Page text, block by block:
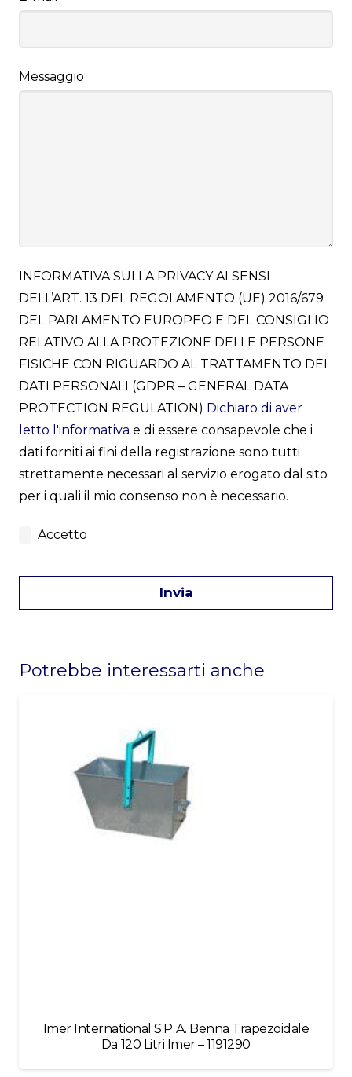
Messaggio
INFORMATIVA SULLA PRIVACY AI SENSI
DELL’ART. 13 DEL REGOLAMENTO (UE) 2016/679
DEL PARLAMENTO EUROPEO E DEL CONSIGLIO
RELATIVO ALLA PROTEZIONE DELLE PERSONE
FISICHE CON RIGUARDO AL TRATTAMENTO DEI
DATI PERSONALI (GDPR – GENERAL DATA
PROTECTION REGULATION) Dichiaro di aver
letto l'informativa e di essere consapevole che i
dati forniti ai fini della registrazione sono tutti
strettamente necessari al servizio erogato dal sito
per i quali il mio consenso non è necessario.
Accetto
Invia
should
Potrebbe interessarti anche
Imer International S.P.A. Benna Trapezoidale
Da 120 Litri Imer – 1191290